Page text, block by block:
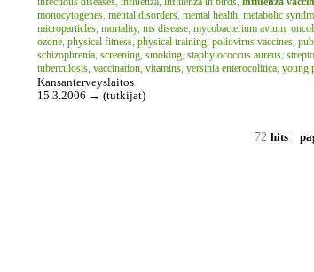
monocytogenes mental disorders mental health metabolic
microparticles mortality, ms disease mycobacterium avium
ozone physical fitness physical training poliovirus vaccines
schizophrenia screening smoking staphylococcus aureus
tuberculosis vaccination vitamins yersinia enterocolitica young
Kansanterveyslaitos
15.3.2006 → (tutkijat)
72hits